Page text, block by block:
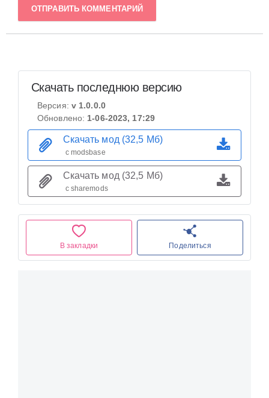
ОТПРАВИТЬ КОММЕНТАРИЙ
В закладки Поделиться
Скачать последнюю версию
Версия: v 1.0.0.0
Обновлено: 1-06-2023, 17:29
Скачать мод (32,5 Мб)
с modsbase
Скачать мод (32,5 Мб)
с sharemods